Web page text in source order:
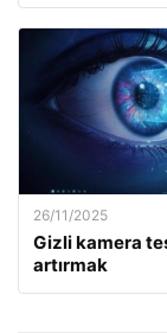
26/11/2025
Gizli kamera
artırmak